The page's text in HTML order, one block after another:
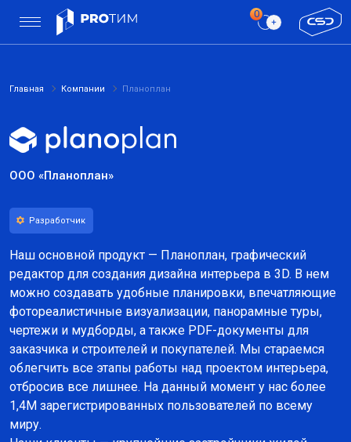
Главная Компании Планоплан
ООО «Планоплан»
Разработчик
Наш основной продукт — Планоплан, графический
редактор для создания дизайна интерьера в 3D. В нем
можно создавать удобные планировки, впечатляющие
фотореалистичные визуализации, панорамные туры,
чертежи и мудборды, а также PDF-документы для
заказчика и строителей и покупателей. Мы стараемся
облегчить все этапы работы над проектом интерьера,
отбросив все лишнее. На данный момент у нас более
1,4М зарегистрированных пользователей по всему
миру.